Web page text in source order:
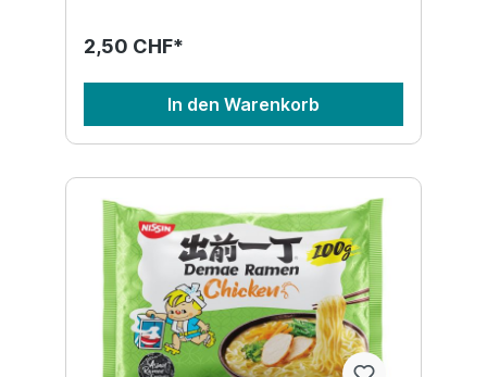
2,50 CHF*
In den Warenkorb